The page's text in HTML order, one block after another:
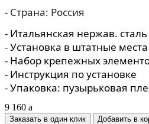
- Страна: Россия
- Итальянская нержав.
- Установка в штатные
- Набор крепежных
- Инструкция по установке
- Упаковка: пузырьковая
9 160 a
Заказать в один клик